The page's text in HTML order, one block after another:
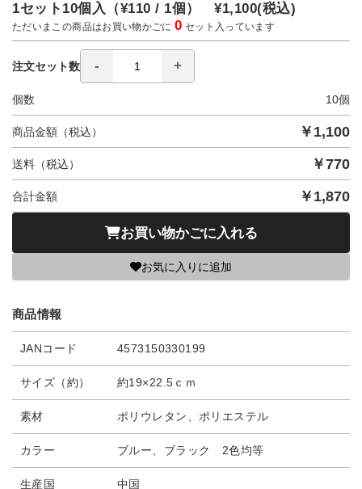
1セット10個入（¥110 / 1個）¥1,100(税込)
ただいまこの商品はお買い物かごに0 セット入っています
注文セット数
個数 10個
商品金額（税込） ￥ 1,100
送料（税込） ￥770
合計金額 ￥ 1,870
お買い物かごに入れる
お気に入りに追加
商品情報
JANコード 4573150330199
サイズ（約） 約19×22.5ｃｍ
素材 ポリウレタン、ポリエステル
カラー ブルー、ブラック 2色均等
生産国 中国